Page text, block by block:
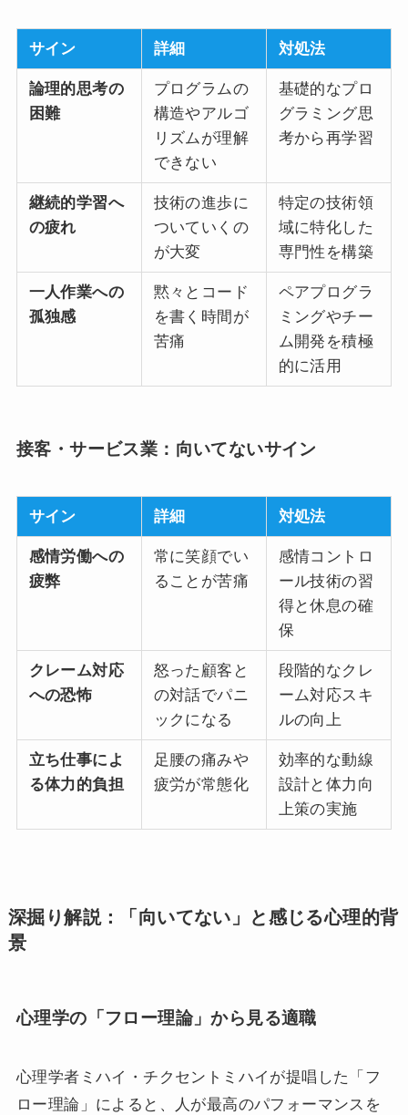
サイン 詳細 対処法
論理的思考の
困難
プログラムの
構造やアルゴ
リズムが理解
できない
基礎的なプロ
グラミング思
考から再学習
継続的学習へ
の疲れ
技術の進歩に
ついていくの
が大変
特定の技術領
域に特化した
専門性を構築
一人作業への
孤独感
黙々とコード
を書く時間が
苦痛
ペアプログラ
ミングやチー
ム開発を積極
的に活用
接客・サービス業：向いてないサイン
サイン 詳細 対処法
感情労働への
疲弊
常に笑顔でい
ることが苦痛
感情コントロ
ール技術の習
得と休息の確
保
クレーム対応
への恐怖
怒った顧客と
の対話でパニ
ックになる
段階的なクレ
ーム対応スキ
ルの向上
立ち仕事によ
る体力的負担
足腰の痛みや
疲労が常態化
効率的な動線
設計と体力向
上策の実施
深掘り解説：「向いてない」と感じる心理的背
景
心理学の「フロー理論」から見る適職
心理学者ミハイ・チクセントミハイが提唱した「フ
ロー理論」によると、人が最高のパフォーマンスを